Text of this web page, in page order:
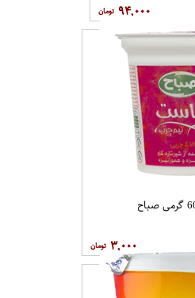
۹۴,۰۰۰
۳,۰۰۰